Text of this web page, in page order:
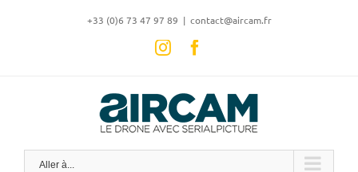
‭+33 (0)6 73 47 97 89 | contact@aircam.fr
Instagram
Aller à...